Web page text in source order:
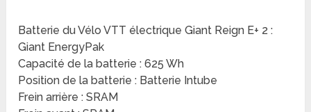
Batterie du Vélo VTT électrique Giant Reign E+ 2 :
Giant EnergyPak
Capacité de la batterie : 625 Wh
Position de la batterie : Batterie Intube
Frein arrière : SRAM